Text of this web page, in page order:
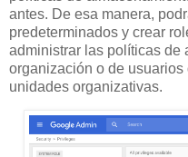
antes. De esa manera,
predeterminados y crear
administrar las políticas de
organización o de
unidades organizativas.